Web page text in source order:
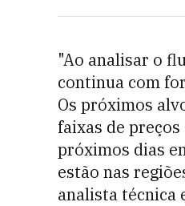
"Ao analisar o
continua com
Os próximos
faixas de
próximos dias
estão nas
analista técnica